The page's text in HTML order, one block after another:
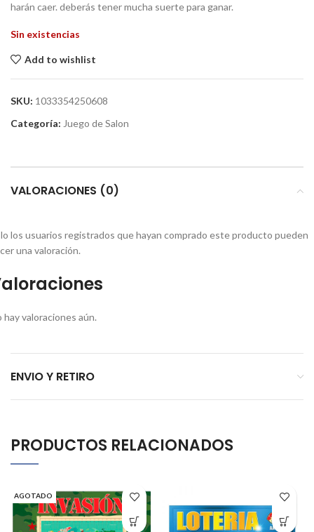
harán caer. deberás tener mucha suerte para ganar.
Sin existencias
Add to wishlist
SKU: 1033354250608
Categoría: Juego de Salon
VALORACIONES (0)
hay valoraciones aún.
los usuarios registrados que hayan comprado este producto pueden
una valoración.
ENVIO Y RETIRO
PRODUCTOS RELACIONADOS
AGOTADO